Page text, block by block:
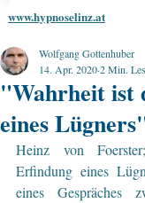
www.hypnoselinz.at
"Wahrheit ist
eines
Wolfgang Gottenhuber
14. Apr. 20202 Min.
Heinz von
Erfindung eines
eines Gespräches